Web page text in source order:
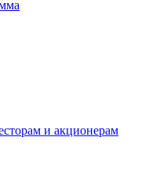
и акционерам